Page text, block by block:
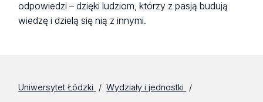
odpowiedzi – dzięki ludziom, którzy z pasją budują
wiedzę i dzielą się nią z innymi.
Uniwersytet Łódzki Wydziały i jednostki